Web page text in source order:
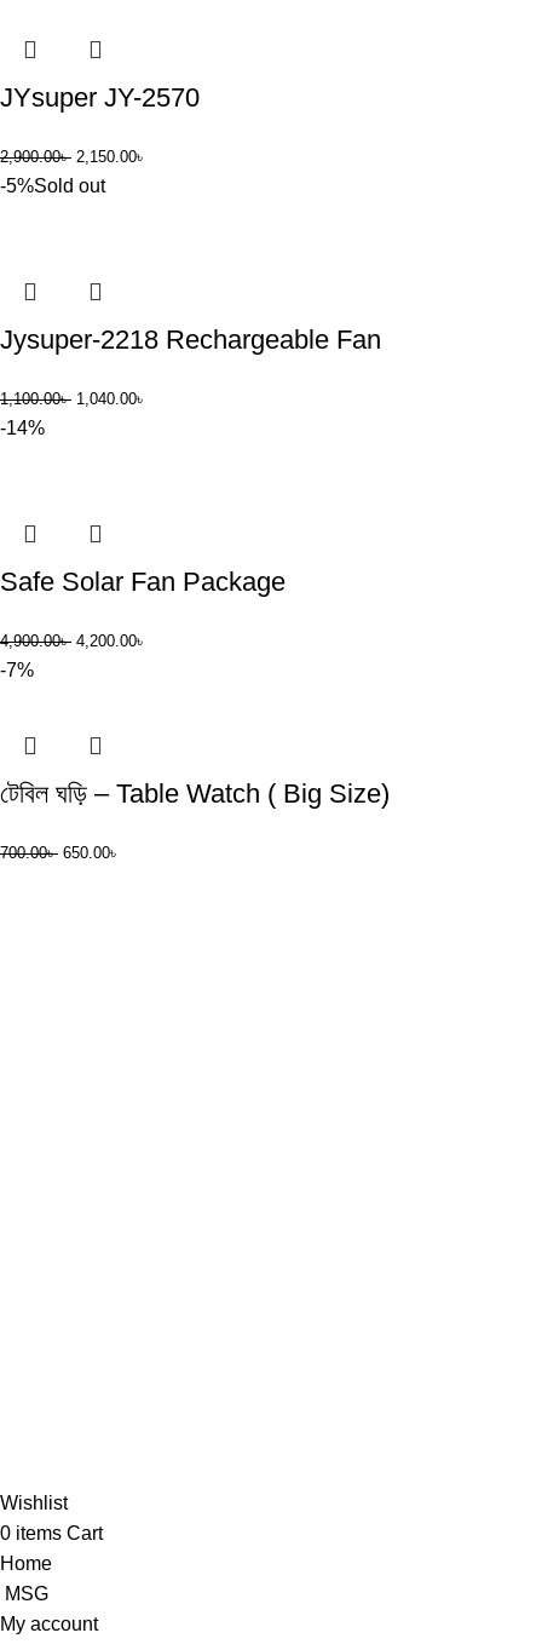
JYsuper JY-2570
2,900.00৳ 2,150.00৳
-5%Sold out
Jysuper-2218 Rechargeable Fan
1,100.00৳ 1,040.00৳
-14%
Safe Solar Fan Package
4,900.00৳ 4,200.00৳
-7%
টেবিল ঘড়ি – Table Watch ( Big Size)
700.00৳ 650.00৳
Wishlist
0 items Cart
Home
MSG
My account